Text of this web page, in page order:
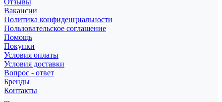
Отзывы
Вакансии
Политика конфиденциальности
Пользовательское соглашение
Помощь
Покупки
Условия оплаты
Условия доставки
Вопрос - ответ
Бренды
Контакты
...